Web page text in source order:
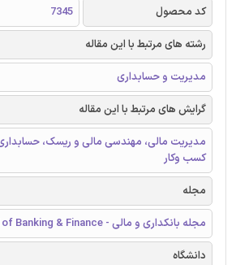
کد محصول
7345
رشته های مرتبط با این مقاله
مدیریت و حسابداری
گرایش های مرتبط با این مقاله
مدیریت مالی، مهندسی مالی و ریسک،
کسب وکار
مجله
مجله بانکداری و مالی - Journal of Banking & Finance
دانشگاه